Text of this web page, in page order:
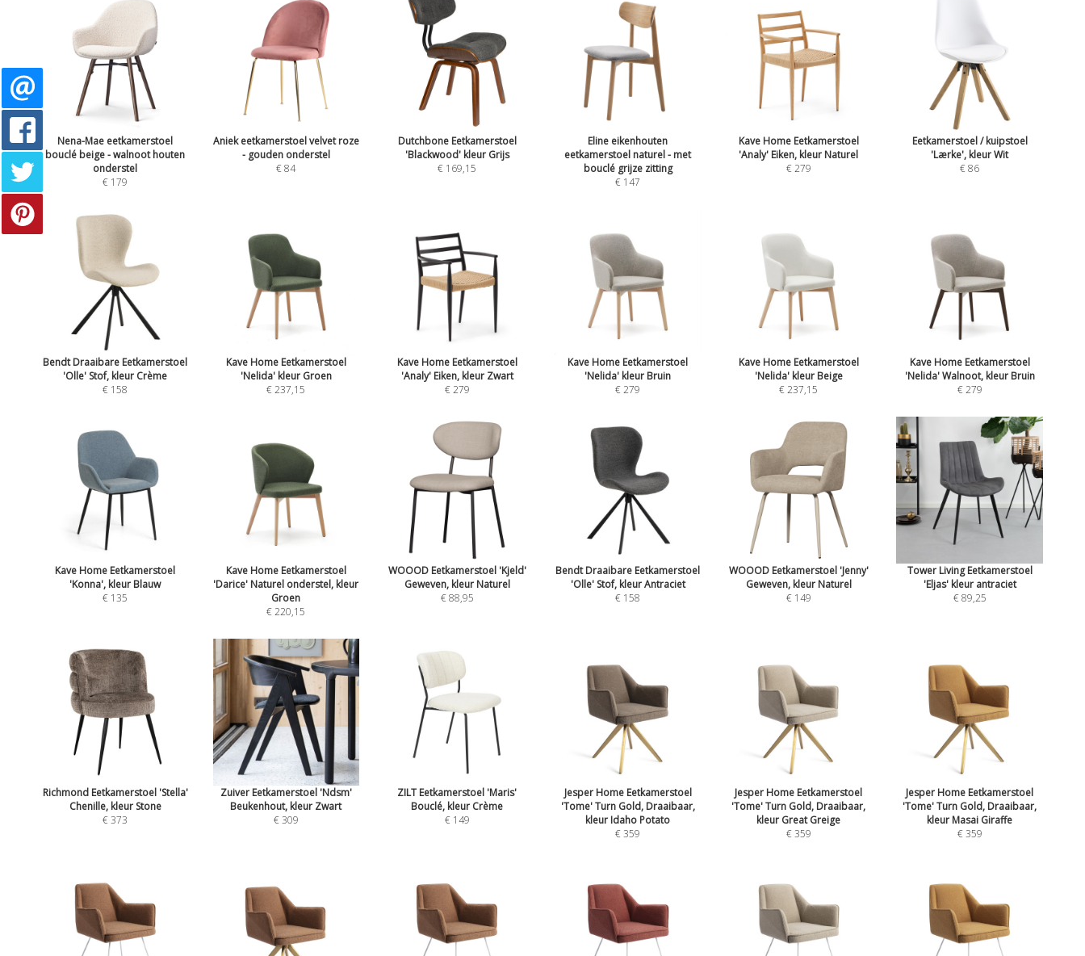
Nena-Mae eetkamerstoel
bouclé beige - walnoot houten
onderstel
€ 179
Aniek eetkamerstoel velvet roze
- gouden onderstel
€ 84
Dutchbone Eetkamerstoel
'Blackwood' kleur Grijs
€ 169,15
Eline eikenhouten
eetkamerstoel naturel - met
bouclé grijze zitting
€ 147
Kave Home Eetkamerstoel
'Analy' Eiken, kleur Naturel
€ 279
Eetkamerstoel / kuipstoel
'Lærke', kleur Wit
€ 86
Bendt Draaibare Eetkamerstoel
'Olle' Stof, kleur Crème
€ 158
Kave Home Eetkamerstoel
'Nelida' kleur Groen
€ 237,15
Kave Home Eetkamerstoel
'Analy' Eiken, kleur Zwart
€ 279
Kave Home Eetkamerstoel
'Nelida' kleur Bruin
€ 279
Kave Home Eetkamerstoel
'Nelida' kleur Beige
€ 237,15
Kave Home Eetkamerstoel
'Nelida' Walnoot, kleur Bruin
€ 279
Kave Home Eetkamerstoel
'Konna', kleur Blauw
€ 135
Kave Home Eetkamerstoel
'Darice' Naturel onderstel, kleur
Groen
€ 220,15
WOOOD Eetkamerstoel 'Kjeld'
Geweven, kleur Naturel
€ 88,95
Bendt Draaibare Eetkamerstoel
'Olle' Stof, kleur Antraciet
€ 158
WOOOD Eetkamerstoel 'Jenny'
Geweven, kleur Naturel
€ 149
Tower Living Eetkamerstoel
'Eljas' kleur antraciet
€ 89,25
Richmond Eetkamerstoel 'Stella'
Chenille, kleur Stone
€ 373
Zuiver Eetkamerstoel 'Ndsm'
Beukenhout, kleur Zwart
€ 309
ZILT Eetkamerstoel 'Maris'
Bouclé, kleur Crème
€ 149
Jesper Home Eetkamerstoel
'Tome' Turn Gold, Draaibaar,
kleur Idaho Potato
€ 359
Jesper Home Eetkamerstoel
'Tome' Turn Gold, Draaibaar,
kleur Great Greige
€ 359
Jesper Home Eetkamerstoel
'Tome' Turn Gold, Draaibaar,
kleur Masai Giraffe
€ 359